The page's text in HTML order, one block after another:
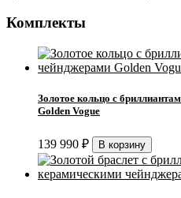
Комплекты
Золотое кольцо с
Golden Vogue
139 990 ₽